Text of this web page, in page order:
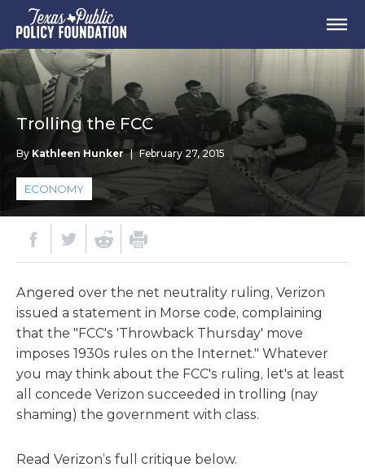
Trolling the FCC
By Kathleen Hunker | February 27, 2015
ECONOMY
Angered over the net neutrality ruling, Verizon
issued a statement in Morse code, complaining
that the "FCC's 'Throwback Thursday' move
imposes 1930s rules on the Internet." Whatever
you may think about the FCC's ruling, let's at least
all concede Verizon succeeded in trolling (nay
shaming) the government with class.
Read Verizon’s full critique below.